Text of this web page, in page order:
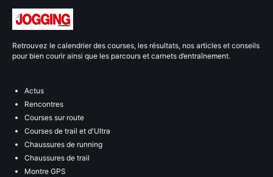
Retrouvez le calendrier des courses, les résultats, nos articles et conseils
pour bien courir ainsi que les parcours et carnets d’entraînement.
Actus
Rencontres
Courses sur route
Courses de trail et d'Ultra
Chaussures de running
Chaussures de trail
Montre GPS